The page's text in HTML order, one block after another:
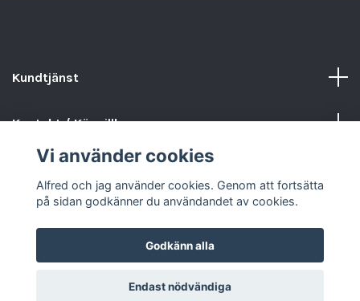
Kundtjänst
Kontakt / Köpvillkor
© 2026 Alfred och jag
Vi använder cookies
Alfred och jag använder cookies. Genom att fortsätta
på sidan godkänner du användandet av cookies.
Godkänn alla
Endast nödvändiga